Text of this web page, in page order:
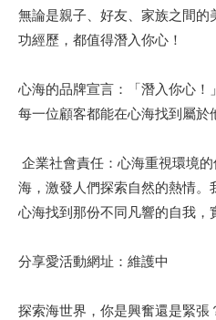
無論是親子、好友、家族之間
功經歷，都值得潛入你心！
心海的品牌宣言：「潛入你心！
每一位顧客都能在心海找到屬於
企業社會責任：心海重視環境的
海，激發人們探索自然的熱情
心海找到那份不同凡響的自我，
分享愛活動網址：維護中
探索海世界，你是興奮還是緊張